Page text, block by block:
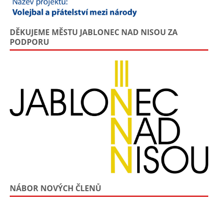
DĚKUJEME MĚSTU JABLONEC NAD NISOU ZA
PODPORU
NÁBOR NOVÝCH ČLENŮ